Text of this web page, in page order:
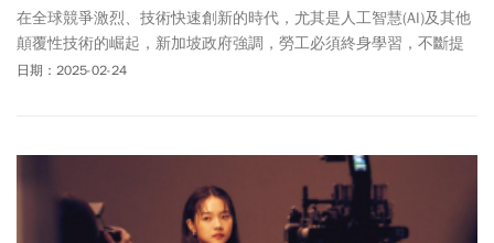
在全球競爭激烈、技術快速創新的時代，尤其是人工智慧(AI)及其他
顛覆性技術的崛起，新加坡政府強調，勞工必須終身學習，不斷提
升技能，以應對職場挑戰、提高生產力與薪資，並推動企業轉型升
日期：2025-02-24